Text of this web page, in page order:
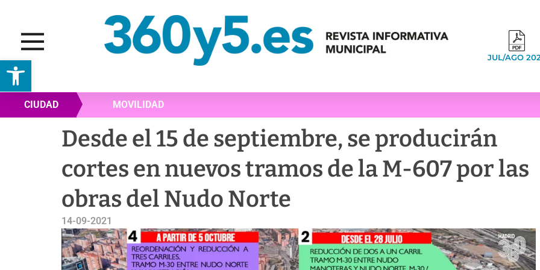
Abrir barra de herramientas JUL/AGO
CIUDAD MOVILIDAD
Desde el 15 de septiembre, se producirán
cortes en nuevos tramos de la M-607 por las
obras del Nudo Norte
14-09-2021